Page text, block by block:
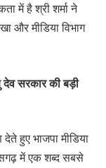
में है श्री शर्मा ने
और मीडिया विभाग
सरकार की बड़ी
हुए भाजपा मीडिया
में एक शब्द सबसे